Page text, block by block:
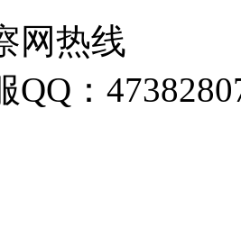
网热线
QQ：